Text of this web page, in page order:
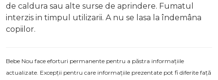
de caldura sau alte surse de aprindere. Fumatul
interzis in timpul utilizarii. A nu se lasa la îndemâna
copiilor.
Bebe Nou face eforturi permanente pentru a păstra informațiile
actualizate. Excepții pentru care informațiile prezentate pot fi diferite față